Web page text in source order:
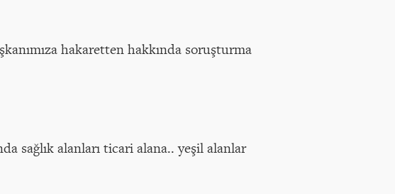
hakaretten hakkında soruşturma
sağlık alanları ticari alana.. yeşil alanlar